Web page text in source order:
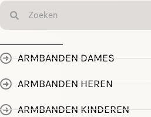
ARMBANDEN DAMES
ARMBANDEN HEREN
ARMBANDEN KINDEREN